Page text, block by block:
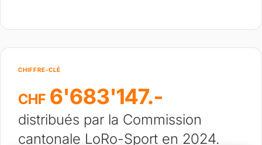
CHIFFRE-CLÉ
CHF 6'683'147.-
distribués par la Commission
cantonale LoRo-Sport en 2024.